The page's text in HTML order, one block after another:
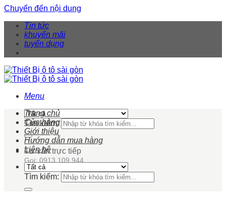
Chuyển đến nội dung
Tin tức
khuyến mãi
tuyển dụng
Menu
Tìm kiếm:
Tư vấn trực tiếp
Gọi: 0913 109 944
Trang chủ
Cửa hàng
Giới thiệu
Hướng dẫn mua hàng
Liên hệ
Tìm kiếm: